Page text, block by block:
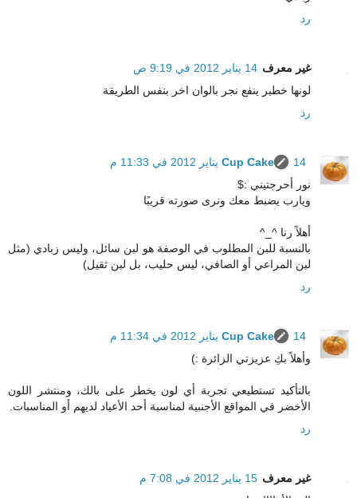
رد
غير معرف 14 يناير 2012 في 9:19 ص
لونها خطير ينفع نجر بالوان اخر بنفس الطريقة
رد
Cup Cake
14 يناير 2012 في 11:33 م
نور أحرجتيني :$
ويارب يضبط معك ونرى صورته قريبًا
أهلاً رنا ^_^
بالنسبة للبن المطلوب في الوصفة هو لبن سائل، وليس زبادي (مثل
لبن المراعي أو الصافي، ليس حليب، بل لبن ثقيل)
رد
Cup Cake
14 يناير 2012 في 11:34 م
وأهلاً بكِ عزيزتي الزائرة :)
بالتأكيد تستطيعي تجربة أي لون يخطر على بالك، ومنتشر اللون
الأخضر في المواقع الأجنبية لمناسبة أحد الأعياد لديهم أو المناسبات.
رد
غير معرف 15 يناير 2012 في 7:08 م